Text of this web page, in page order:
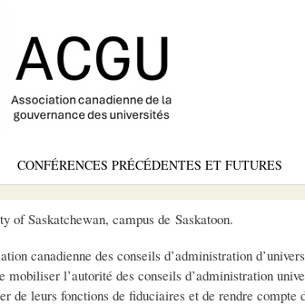
CONFÉRENCES PRÉCÉDENTES ET FUTURES
of Saskatchewan, campus de Saskatoon.
canadienne des conseils d’administration
mobiliser l’autorité des conseils d’administration
de leurs fonctions de fiduciaires et de rendre